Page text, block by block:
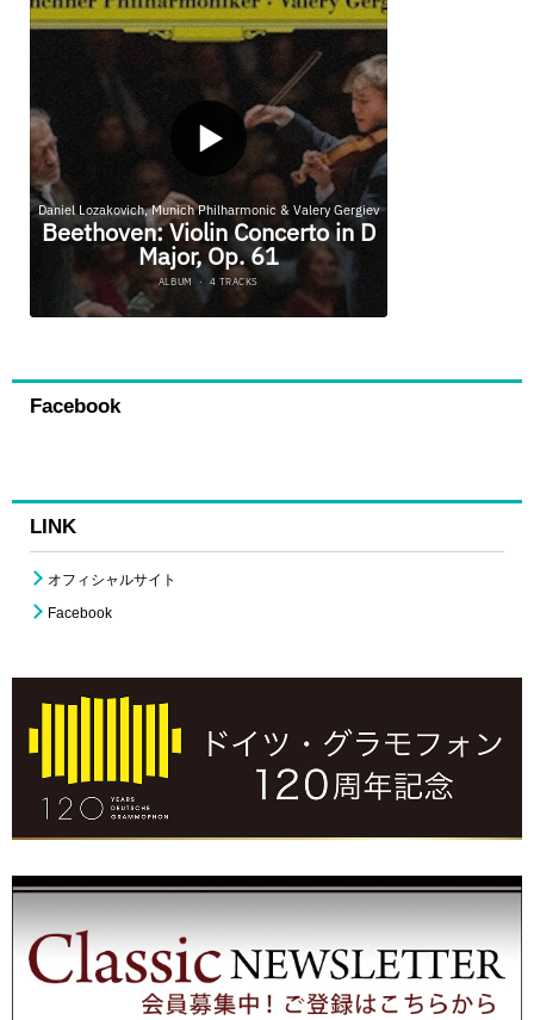
Facebook
LINK
オフィシャルサイト
Facebook